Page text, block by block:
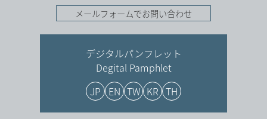
メールフォームでお問い合わせ
デジタルパンフレット
Degital Pamphlet
JP
EN TW KR TH